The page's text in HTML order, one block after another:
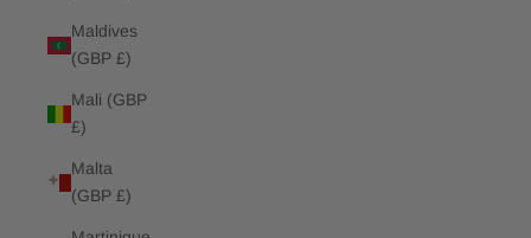
Maldives
(GBP £)
Mali (GBP
£)
Malta
(GBP £)